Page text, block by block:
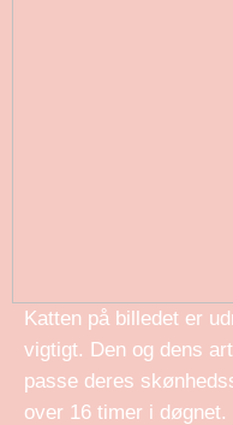
Katten på billedet er
vigtigt. Den og dens
passe deres
over 16 timer i døgnet.